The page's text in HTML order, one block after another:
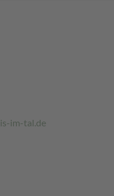
im-tal.de